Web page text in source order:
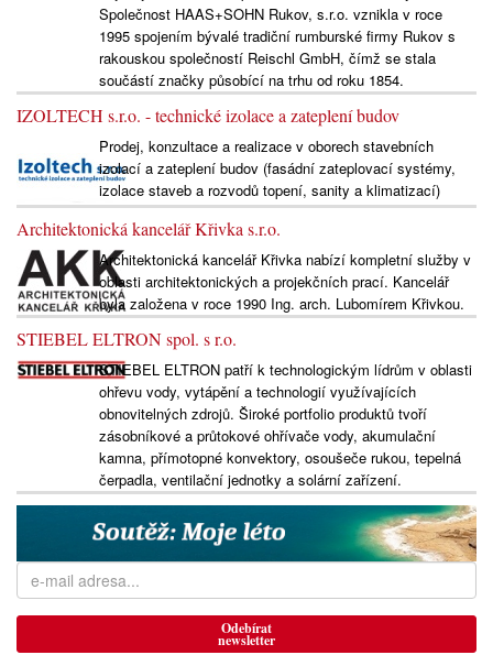
Společnost HAAS+SOHN Rukov, s.r.o. vznikla v roce
1995 spojením bývalé tradiční rumburské firmy Rukov s
rakouskou společností Reischl GmbH, čímž se stala
součástí značky působící na trhu od roku 1854.
IZOLTECH s.r.o. - technické izolace a zateplení budov
Prodej, konzultace a realizace v oborech stavebních
izolací a zateplení budov (fasádní zateplovací systémy,
izolace staveb a rozvodů topení, sanity a klimatizací)
Architektonická kancelář Křivka s.r.o.
Architektonická kancelář Křivka nabízí kompletní služby v
oblasti architektonických a projekčních prací. Kancelář
byla založena v roce 1990 Ing. arch. Lubomírem Křivkou.
STIEBEL ELTRON spol. s r.o.
STIEBEL ELTRON patří k technologickým lídrům v oblasti
ohřevu vody, vytápění a technologií využívajících
obnovitelných zdrojů. Široké portfolio produktů tvoří
zásobníkové a průtokové ohřívače vody, akumulační
kamna, přímotopné konvektory, osoušeče rukou, tepelná
čerpadla, ventilační jednotky a solární zařízení.
Odebírat
newsletter